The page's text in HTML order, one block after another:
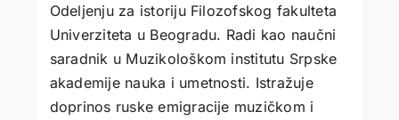
Odeljenju za istoriju Filozofskog fakulteta
Univerziteta u Beogradu. Radi kao naučni
saradnik u Muzikološkom institutu Srpske
akademije nauka i umetnosti. Istražuje
doprinos ruske emigracije muzičkom i